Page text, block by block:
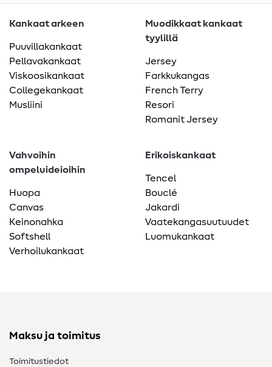
Kankaat arkeen
Puuvillakankaat
Pellavakankaat
Viskoosikankaat
Collegekankaat
Musliini
Muodikkaat kankaat
tyylillä
Jersey
Farkkukangas
French Terry
Resori
Romanit Jersey
Vahvoihin
ompeluideioihin
Huopa
Canvas
Keinonahka
Softshell
Verhoilukankaat
Erikoiskankaat
Tencel
Bouclé
Jakardi
Vaatekangasuutuudet
Luomukankaat
Maksu ja toimitus
Toimitustiedot